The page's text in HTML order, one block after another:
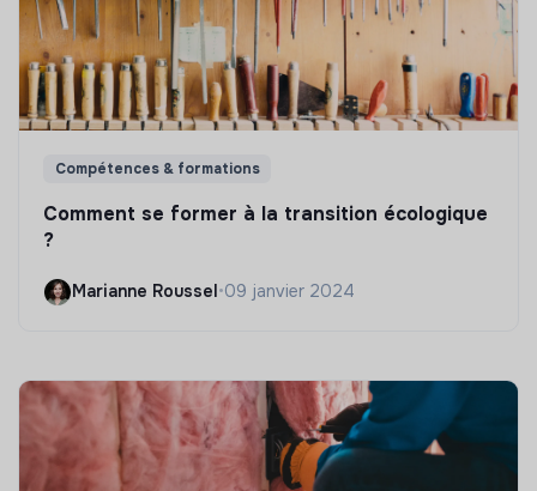
Compétences & formations
Comment se former à la transition écologique
?
Marianne Roussel •09 janvier 2024